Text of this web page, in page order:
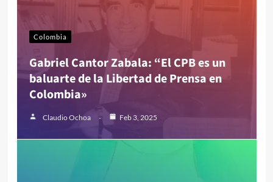
Colombia
Gabriel Cantor Zabala: “El CPB es un
baluarte de la Libertad de Prensa en
Colombia»
Claudio Ochoa Feb 3, 2025